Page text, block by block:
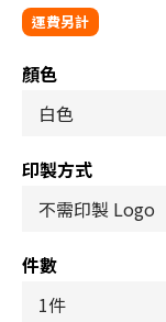
顏色
印製方式
件數